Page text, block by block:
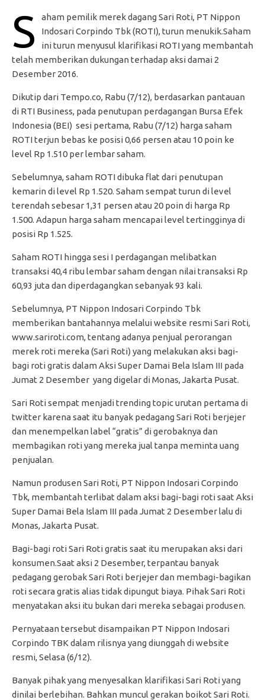
S
aham pemilik merek dagang Sari Roti, PT Nippon
Indosari Corpindo Tbk (ROTI), turun menukik.Saham
ini turun menyusul klarifikasi ROTI yang membantah
telah memberikan dukungan terhadap aksi damai 2
Desember 2016.
Dikutip dari Tempo.co, Rabu (7/12), berdasarkan pantauan
di RTI Business, pada penutupan perdagangan Bursa Efek
Indonesia (BEI) sesi pertama, Rabu (7/12) harga saham
ROTI terjun bebas ke posisi 0,66 persen atau 10 poin ke
level Rp 1.510 per lembar saham.
Sebelumnya, saham ROTI dibuka flat dari penutupan
kemarin di level Rp 1.520. Saham sempat turun di level
terendah sebesar 1,31 persen atau 20 poin di harga Rp
1.500. Adapun harga saham mencapai level tertingginya di
posisi Rp 1.525.
Saham ROTI hingga sesi I perdagangan melibatkan
transaksi 40,4 ribu lembar saham dengan nilai transaksi Rp
60,93 juta dan diperdagangkan sebanyak 93 kali.
Sebelumnya, PT Nippon Indosari Corpindo Tbk
memberikan bantahannya melalui website resmi Sari Roti,
www.sariroti.com, tentang adanya penjual perorangan
merek roti mereka (Sari Roti) yang melakukan aksi bagi-
bagi roti gratis dalam Aksi Super Damai Bela Islam III pada
Jumat 2 Desember yang digelar di Monas, Jakarta Pusat.
Sari Roti sempat menjadi trending topic urutan pertama di
twitter karena saat itu banyak pedagang Sari Roti berjejer
dan menempelkan label “gratis” di gerobaknya dan
membagikan roti yang mereka jual tanpa meminta uang
penjualan.
Namun produsen Sari Roti, PT Nippon Indosari Corpindo
Tbk, membantah terlibat dalam aksi bagi-bagi roti saat Aksi
Super Damai Bela Islam III pada Jumat 2 Desember lalu di
Monas, Jakarta Pusat.
Bagi-bagi roti Sari Roti gratis saat itu merupakan aksi dari
konsumen.Saat aksi 2 Desember, terpantau banyak
pedagang gerobak Sari Roti berjejer dan membagi-bagikan
roti secara gratis alias tidak dipungut biaya. Pihak Sari Roti
menyatakan aksi itu bukan dari mereka sebagai produsen.
Pernyataan tersebut disampaikan PT Nippon Indosari
Corpindo TBK dalam rilisnya yang diunggah di website
resmi, Selasa (6/12).
Banyak pihak yang menyesalkan klarifikasi Sari Roti yang
dinilai berlebihan. Bahkan muncul gerakan boikot Sari Roti.